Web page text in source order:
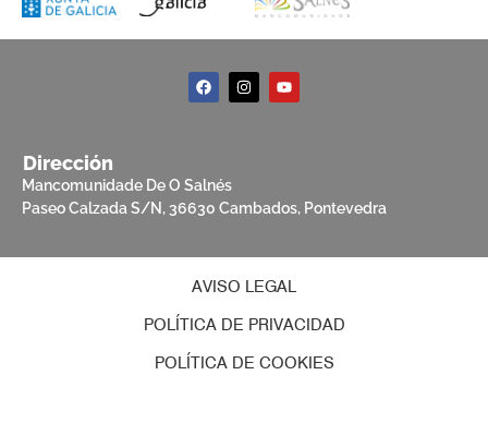
Dirección
Mancomunidade De O Salnés
Paseo Calzada S/N, 36630 Cambados, Pontevedra
AVISO LEGAL
POLÍTICA DE PRIVACIDAD
POLÍTICA DE COOKIES